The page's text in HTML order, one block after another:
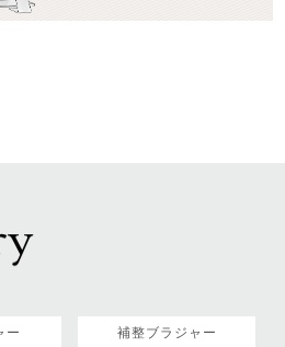
ー 補整ブラジャー